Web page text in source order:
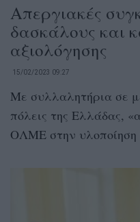
Απεργιακές
δασκάλους και
αξιολόγησης
15/02/2023 09:27
Με συλλαλητήρια σε
πόλεις της Ελλάδας,
ΟΛΜΕ στην υλοποίηση